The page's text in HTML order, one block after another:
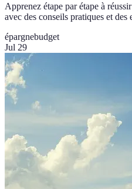
Apprenez étape par étape à
avec des conseils pratiques et des
épargnebudget
Jul 29